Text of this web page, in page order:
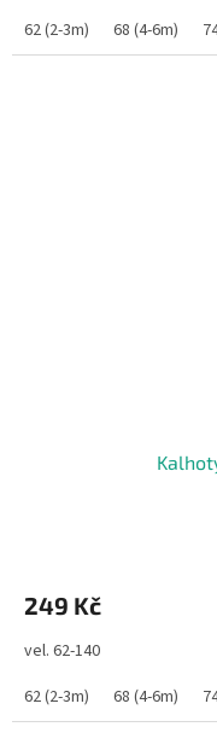
62 (2-3m) 68 (4-6m)
249 Kč
vel. 62-140
62 (2-3m)
68 (4-6m)